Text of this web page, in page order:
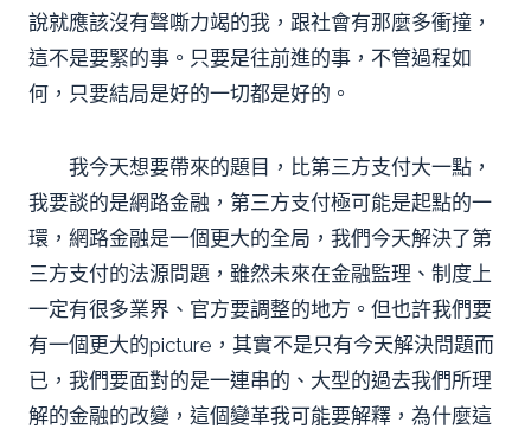
說就應該沒有聲嘶力竭的我，跟社會有那麼多衝撞，
這不是要緊的事。只要是往前進的事，不管過程如
何，只要結局是好的一切都是好的。
我今天想要帶來的題目，比第三方支付大一點，
我要談的是網路金融，第三方支付極可能是起點的一
環，網路金融是一個更大的全局，我們今天解決了第
三方支付的法源問題，雖然未來在金融監理、制度上
一定有很多業界、官方要調整的地方。但也許我們要
有一個更大的picture，其實不是只有今天解決問題而
已，我們要面對的是一連串的、大型的過去我們所理
解的金融的改變，這個變革我可能要解釋，為什麼這